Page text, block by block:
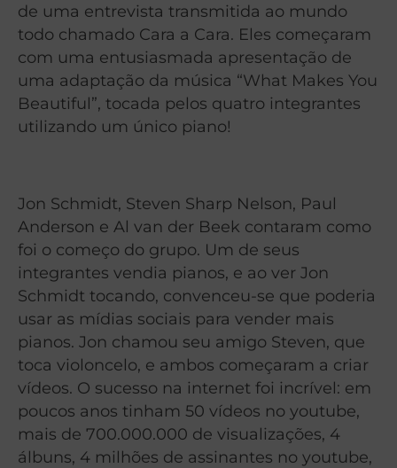
de uma entrevista transmitida ao mundo
todo chamado Cara a Cara. Eles começaram
com uma entusiasmada apresentação de
uma adaptação da música “What Makes You
Beautiful”, tocada pelos quatro integrantes
utilizando um único piano!
Jon Schmidt, Steven Sharp Nelson, Paul
Anderson e Al van der Beek contaram como
foi o começo do grupo. Um de seus
integrantes vendia pianos, e ao ver Jon
Schmidt tocando, convenceu-se que poderia
usar as mídias sociais para vender mais
pianos. Jon chamou seu amigo Steven, que
toca violoncelo, e ambos começaram a criar
vídeos. O sucesso na internet foi incrível: em
poucos anos tinham 50 vídeos no youtube,
mais de 700.000.000 de visualizações, 4
álbuns, 4 milhões de assinantes no youtube,